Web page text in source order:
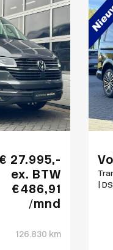
€ 27.995,-
ex. BTW
€ 486,91
/mnd
126.830 km
|